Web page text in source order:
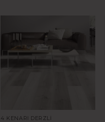
4 KENARI DERZLI